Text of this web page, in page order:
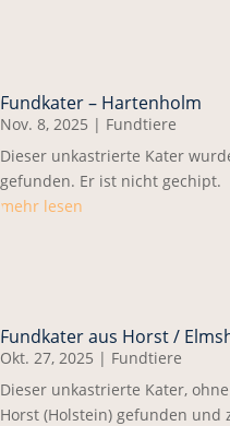
Fundkater – Hartenholm
Nov. 8, 2025 | Fundtiere
Dieser unkastrierte Kater
gefunden. Er ist nicht gechipt.
mehr lesen
Fundkater aus Horst /
Okt. 27, 2025 | Fundtiere
Dieser unkastrierte Kater,
Horst (Holstein) gefunden